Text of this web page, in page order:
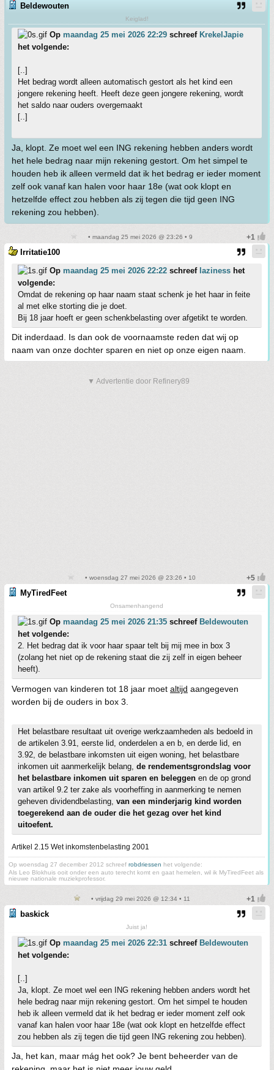
Beldewouten
Keiglad!
Op maandag 25 mei 2026 22:29 schreef KrekelJapie
het volgende:
[..]
Het bedrag wordt alleen automatisch gestort als het kind een
jongere rekening heeft. Heeft deze geen jongere rekening, wordt
het saldo naar ouders overgemaakt
[..]
Ja, klopt. Ze moet wel een ING rekening hebben anders wordt
het hele bedrag naar mijn rekening gestort. Om het simpel te
houden heb ik alleen vermeld dat ik het bedrag er ieder moment
zelf ook vanaf kan halen voor haar 18e (wat ook klopt en
hetzelfde effect zou hebben als zij tegen die tijd geen ING
rekening zou hebben).
• maandag 25 mei 2026 @ 23:26 • 9
Irritatie100
Op maandag 25 mei 2026 22:22 schreef laziness het
volgende:
Omdat de rekening op haar naam staat schenk je het haar in feite
al met elke storting die je doet.
Bij 18 jaar hoeft er geen schenkbelasting over afgetikt te worden.
Dit inderdaad. Is dan ook de voornaamste reden dat wij op
naam van onze dochter sparen en niet op onze eigen naam.
▼ Advertentie door Refinery89
• woensdag 27 mei 2026 @ 23:26 • 10
MyTiredFeet
Onsamenhangend
Op maandag 25 mei 2026 21:35 schreef Beldewouten
het volgende:
2. Het bedrag dat ik voor haar spaar telt bij mij mee in box 3
(zolang het niet op de rekening staat die zij zelf in eigen beheer
heeft).
Vermogen van kinderen tot 18 jaar moet altijd aangegeven
worden bij de ouders in box 3.
Het belastbare resultaat uit overige werkzaamheden als bedoeld in
de artikelen 3.91, eerste lid, onderdelen a en b, en derde lid, en
3.92, de belastbare inkomsten uit eigen woning, het belastbare
inkomen uit aanmerkelijk belang, de rendementsgrondslag voor
het belastbare inkomen uit sparen en beleggen en de op grond
van artikel 9.2 ter zake als voorheffing in aanmerking te nemen
geheven dividendbelasting, van een minderjarig kind worden
toegerekend aan de ouder die het gezag over het kind
uitoefent.
Artikel 2.15 Wet inkomstenbelasting 2001
Op woensdag 27 december 2012 schreef robdriessen het volgende:
Als Leo Blokhuis ooit onder een auto terecht komt en gaat hemelen, wil ik MyTiredFeet als
nieuwe nationale muziekprofessor.
• vrijdag 29 mei 2026 @ 12:34 • 11
baskick
Juist ja!
Op maandag 25 mei 2026 22:31 schreef Beldewouten
het volgende:
[..]
Ja, klopt. Ze moet wel een ING rekening hebben anders wordt het
hele bedrag naar mijn rekening gestort. Om het simpel te houden
heb ik alleen vermeld dat ik het bedrag er ieder moment zelf ook
vanaf kan halen voor haar 18e (wat ook klopt en hetzelfde effect
zou hebben als zij tegen die tijd geen ING rekening zou hebben).
Ja, het kan, maar mág het ook? Je bent beheerder van de